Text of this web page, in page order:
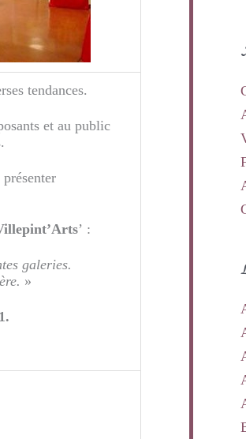
tendances.
et au public
’ :
galeries.
»